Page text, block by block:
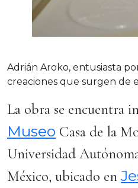
Adrián Aroko, entusiasta
creaciones que surgen de
La obra se encuentra
Museo Casa de la
Universidad
México, ubicado en